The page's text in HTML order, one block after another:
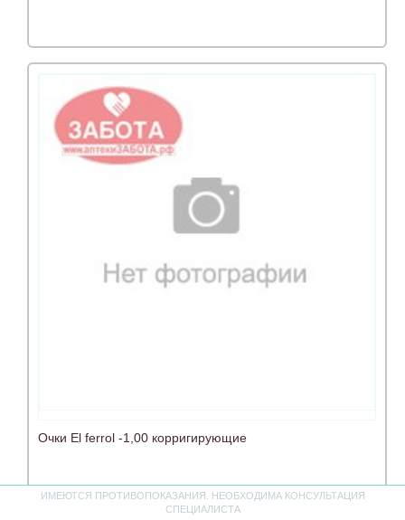
Очки El ferrol -1,00 корригирующие
нет в наличии
ИМЕЮТСЯ ПРОТИВОПОКАЗАНИЯ. НЕОБХОДИМА КОНСУЛЬТАЦИЯ
СПЕЦИАЛИСТА